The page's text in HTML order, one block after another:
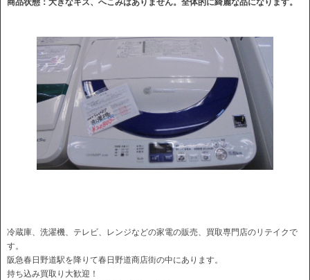
商品状態：大きなキズ、へこみはありません。全体的に綺麗な品になります。
冷蔵庫、洗濯機、テレビ、レンジなどの家電の販売、買取専門店のリテイクで
す。
阪急春日野道駅を降りて春日野道商店街の中にあります。
持ち込み買取り大歓迎！